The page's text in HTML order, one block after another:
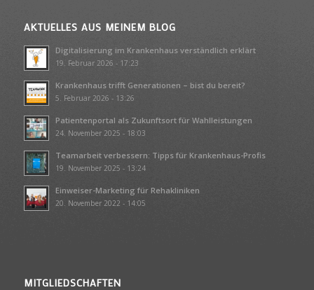
AKTUELLES AUS MEINEM BLOG
Digitalisierung im Krankenhaus verständlich erklärt
19. Februar 2026 - 17:23
Krankenhaus trifft Generationen – bist du bereit?
5. Februar 2026 - 13:26
Patientenportal als Zukunftsort für Wahlleistungen
24. November 2025 - 18:03
Teamarbeit verbessern: Tipps für Krankenhaus-Profis
19. November 2025 - 13:24
Einweiser-Marketing für Rehakliniken
20. November 2022 - 14:05
MITGLIEDSCHAFTEN